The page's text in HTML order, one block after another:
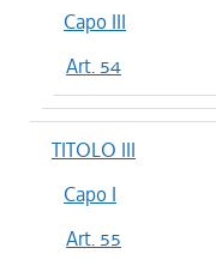
Capo III
Art. 54
TITOLO III
Capo I
Art. 55